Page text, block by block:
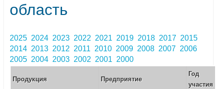
область
2025 2024 2023 2022 2021 2019 2018 2017 2015
2014 2013 2012 2011 2010 2009 2008 2007 2006
2005 2004 2003 2002 2001 2000
Продукция Предприятие
Год
участия